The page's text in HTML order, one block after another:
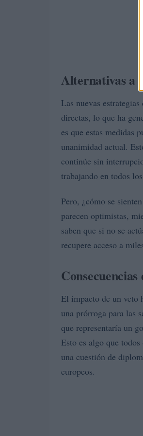
Alternativas a
Las nuevas
directas, lo que ha
es que estas medidas
unanimidad actual.
continúe sin
trabajando en todos
Pero, ¿cómo se
parecen optimistas,
saben que si no se
recupere acceso a
El impacto de un veto
una prórroga para las
que representaría un
Esto es algo que
una cuestión de
europeos.